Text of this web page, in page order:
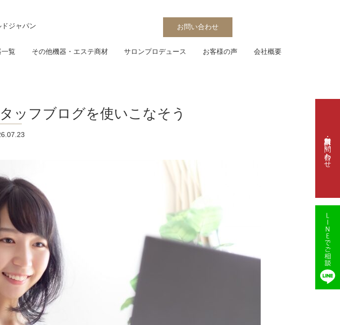
ジャパン お問い合わせ
一覧 その他機器・エステ商材 サロンプロデュース お客様の声 会社概要
ッフブログを使いこなそう
資料請求・お問い合わせ